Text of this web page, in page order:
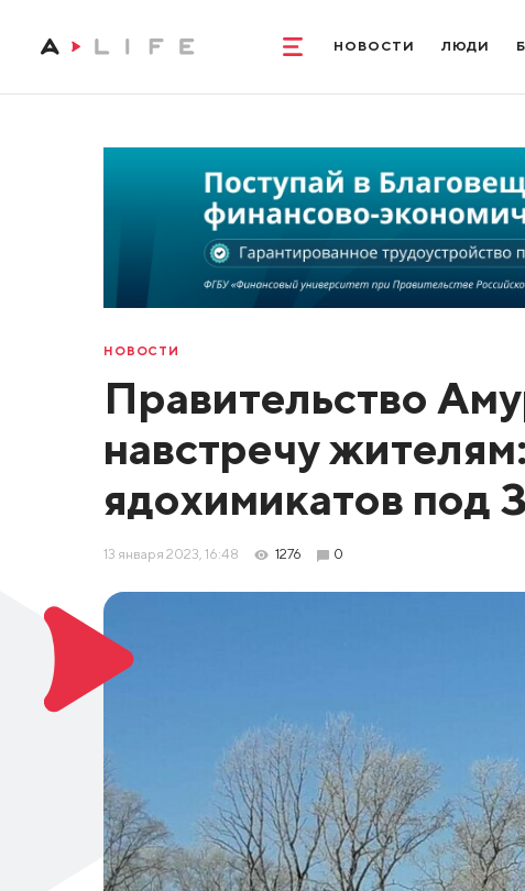
НОВОСТИ ЛЮДИ
НОВОСТИ
Правительство
навстречу
ядохимикатов под
13 января 2023, 16:48 1276 0